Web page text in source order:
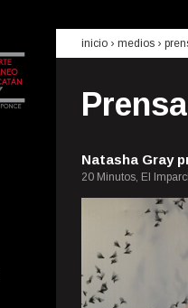
inicio › medios ›
Prensa
Natasha Gray
20 Minutos, El